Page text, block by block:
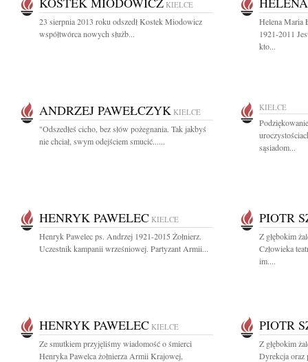
KIELCE
23 sierpnia 2013 roku odszedł Kostek Miodowicz
współtwórca nowych służb...
Helena Maria
1921-2011
kto...
ANDRZEJ PAWEŁCZYK KIELCE
"Odszedłeś cicho, bez słów pożegnania. Tak jakbyś
nie chciał, swym odejściem smucić......
KIELCE
sąsiadom...
HENRYK PAWELEC KIELCE
Henryk Pawelec ps. Andrzej 1921-2015 Żołnierz.
Uczestnik kampanii wrześniowej. Partyzant Armii...
PIOTR
Z głębokim
Człowieka
im....
HENRYK PAWELEC KIELCE
Ze smutkiem przyjęliśmy wiadomość o śmierci
Henryka Pawelca żołnierza Armii Krajowej,
PIOTR
Z głębokim
Dyrekcja